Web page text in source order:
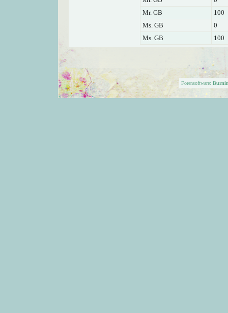
Mr. GB
100
Ms. GB
0
Ms. GB
100
Forensoftware: